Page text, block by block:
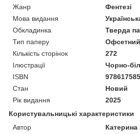
Жанр
Фентезі
Мова видання
Обкладинка
Тверда
Тип паперу
Офсетний
Кількість сторінок
272
Ілюстрації
Чорно-
ISBN
Стан
Новий
Рік видання
2025
Користувальницькі характеристики
Автор